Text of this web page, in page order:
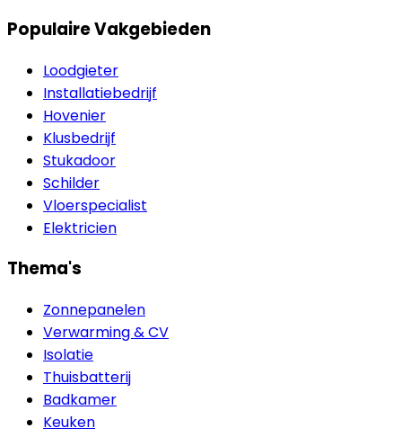
Populaire Vakgebieden
Loodgieter
Installatiebedrijf
Hovenier
Klusbedrijf
Stukadoor
Schilder
Vloerspecialist
Elektricien
Thema's
Zonnepanelen
Verwarming & CV
Isolatie
Thuisbatterij
Badkamer
Keuken